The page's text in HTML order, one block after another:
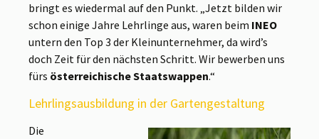
bringt es wiedermal auf den Punkt. „Jetzt bilden wir
schon einige Jahre Lehrlinge aus, waren beim INEO
untern den Top 3 der Kleinunternehmer, da wird’s
doch Zeit für den nächsten Schritt. Wir bewerben uns
fürs österreichische Staatswappen.“
Lehrlingsausbildung in der Gartengestaltung
Die